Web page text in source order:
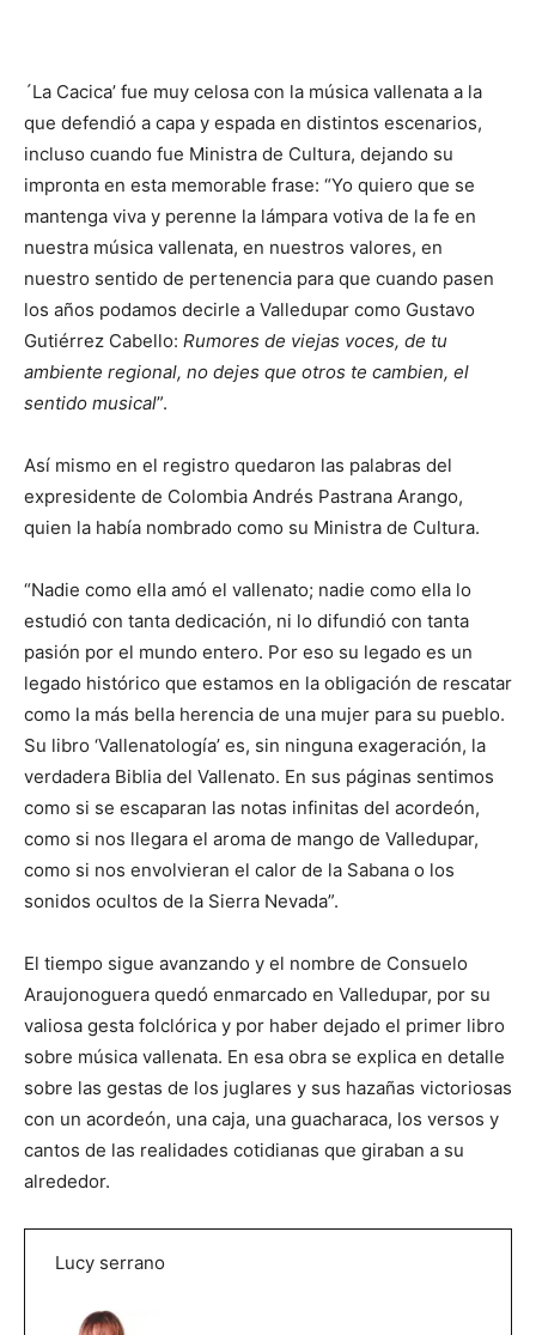
´La Cacica’ fue muy celosa con la música vallenata a la
que defendió a capa y espada en distintos escenarios,
incluso cuando fue Ministra de Cultura, dejando su
impronta en esta memorable frase: “Yo quiero que se
mantenga viva y perenne la lámpara votiva de la fe en
nuestra música vallenata, en nuestros valores, en
nuestro sentido de pertenencia para que cuando pasen
los años podamos decirle a Valledupar como Gustavo
Gutiérrez Cabello: Rumores de viejas voces, de tu
ambiente regional, no dejes que otros te cambien, el
sentido musical”.
Así mismo en el registro quedaron las palabras del
expresidente de Colombia Andrés Pastrana Arango,
quien la había nombrado como su Ministra de Cultura.
“Nadie como ella amó el vallenato; nadie como ella lo
estudió con tanta dedicación, ni lo difundió con tanta
pasión por el mundo entero. Por eso su legado es un
legado histórico que estamos en la obligación de rescatar
como la más bella herencia de una mujer para su pueblo.
Su libro ‘Vallenatología’ es, sin ninguna exageración, la
verdadera Biblia del Vallenato. En sus páginas sentimos
como si se escaparan las notas infinitas del acordeón,
como si nos llegara el aroma de mango de Valledupar,
como si nos envolvieran el calor de la Sabana o los
sonidos ocultos de la Sierra Nevada”.
El tiempo sigue avanzando y el nombre de Consuelo
Araujonoguera quedó enmarcado en Valledupar, por su
valiosa gesta folclórica y por haber dejado el primer libro
sobre música vallenata. En esa obra se explica en detalle
sobre las gestas de los juglares y sus hazañas victoriosas
con un acordeón, una caja, una guacharaca, los versos y
cantos de las realidades cotidianas que giraban a su
alrededor.
Lucy serrano